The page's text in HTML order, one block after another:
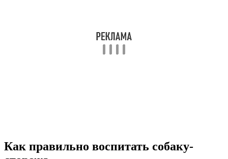
Как правильно воспитать собаку-